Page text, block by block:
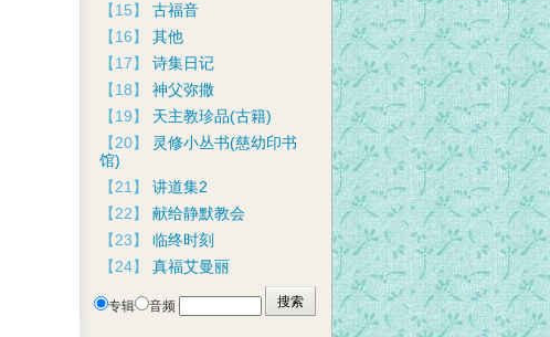
【15】 古福音
【16】 其他
【17】 诗集日记
【18】 神父弥撒
【19】 天主教珍品(古籍)
【20】
灵修小丛书(慈幼印书
馆)
【21】 讲道集2
【22】 献给静默教会
【23】 临终时刻
【24】 真福艾曼丽
专辑 音频